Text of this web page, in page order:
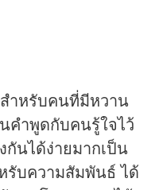
ำหรับคนที่มีหวาน
คำพูดกับคนรู้ใจไว้
นได้ง่ายมากเป็น
รับความสัมพันธ์ ได้